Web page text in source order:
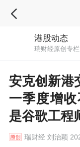
港股动态
瑞财经原创专
安克创新港
一季度增
是谷歌工程
瑞财经刘治颖